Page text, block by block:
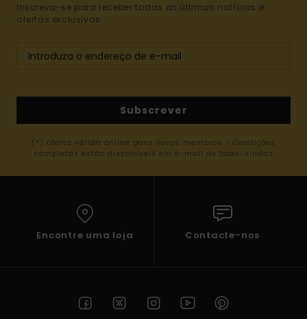
Inscreva-se para receber todas as últimas notícias e
ofertas exclusivas.
Subscrever
(*) Oferta válida online para novos membros - Condições
completas estão disponíveis em e-mail de boas-vindas
Encontre uma loja Contacte-nos